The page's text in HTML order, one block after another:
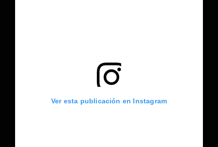
Ver esta publicación en Instagram